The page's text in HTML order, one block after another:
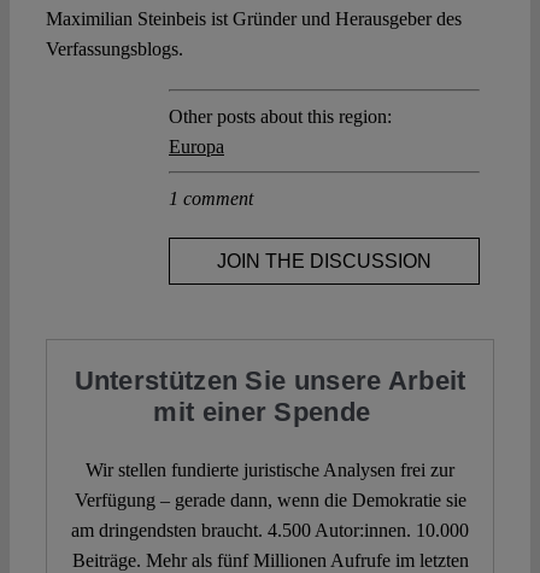
Maximilian Steinbeis ist Gründer und Herausgeber des
Verfassungsblogs.
Other posts about this region:
Europa
1 comment
JOIN THE DISCUSSION
Unterstützen Sie unsere Arbeit
mit einer Spende
Wir stellen fundierte juristische Analysen frei zur
Verfügung – gerade dann, wenn die Demokratie sie
am dringendsten braucht. 4.500 Autor:innen. 10.000
Beiträge. Mehr als fünf Millionen Aufrufe im letzten